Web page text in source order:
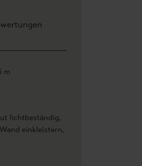
m
lichtbeständig,
einkleistern,